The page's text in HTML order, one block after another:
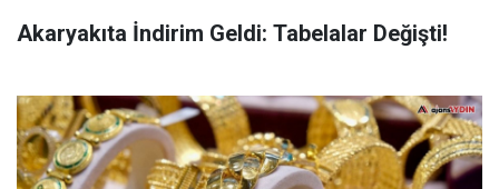
Akaryakıta İndirim Geldi: Tabelalar Değişti!